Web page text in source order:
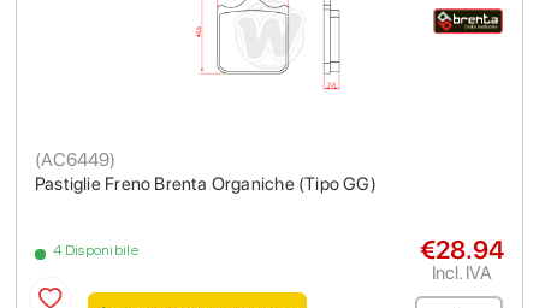
Pastiglie Freno Brenta Organiche (Tipo GG)
(AC6449)
4 Disponibile €28.94
Incl. IVA